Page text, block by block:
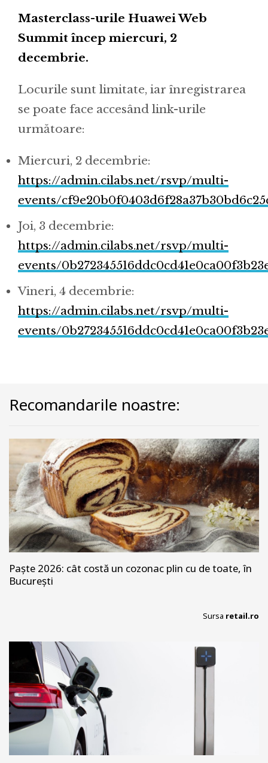
Masterclass-urile Huawei Web
Summit încep miercuri, 2
decembrie.
Locurile sunt limitate, iar înregistrarea
se poate face accesând link-urile
următoare:
Miercuri, 2 decembrie:
https://admin.cilabs.net/rsvp/multi-
events/
Joi, 3 decembrie:
https://admin.cilabs.net/rsvp/multi-
events/
Vineri, 4 decembrie:
https://admin.cilabs.net/rsvp/multi-
events/
Recomandarile noastre:
Paște 2026: cât costă un cozonac plin cu de toate, în
București
Sursa retail.ro